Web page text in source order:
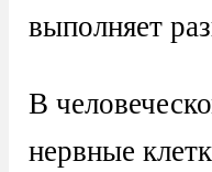
выполняет
В
нервные